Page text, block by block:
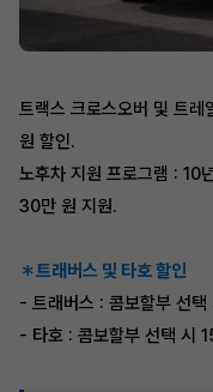
트랙스 크로스오버 및 트
원 할인.
노후차 지원 프로그램 : 10
30만 원 지원.
＊트래버스 및 타호 할인
- 트래버스 : 콤보할부 선
- 타호 : 콤보할부 선택 시